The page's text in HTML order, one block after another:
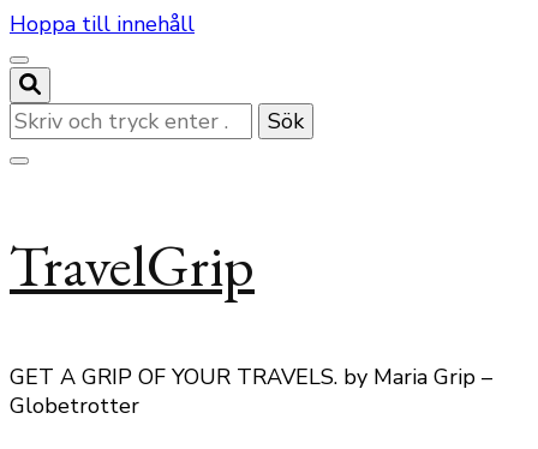
Hoppa till innehåll
Letar
du
efter
TravelGrip
GET A GRIP OF YOUR TRAVELS. by Maria Grip –
Globetrotter